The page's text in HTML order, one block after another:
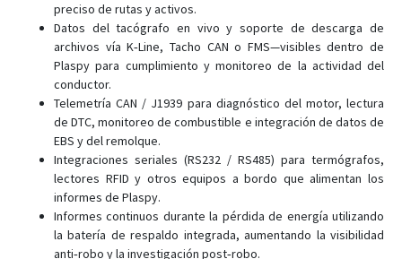
FMC640
FMC650
FMC800
FMC880
FMC920
FMM001
FMM003
FMM00A
FMM125
preciso de rutas y activos.
Datos del tacógrafo en vivo y soporte de descarga de
archivos vía K‑Line, Tacho CAN o FMS—visibles dentro de
Plaspy para cumplimiento y monitoreo de la actividad del
conductor.
Telemetría CAN / J1939 para diagnóstico del motor, lectura
de DTC, monitoreo de combustible e integración de datos de
EBS y del remolque.
Integraciones seriales (RS232 / RS485) para termógrafos,
lectores RFID y otros equipos a bordo que alimentan los
informes de Plaspy.
Informes continuos durante la pérdida de energía utilizando
la batería de respaldo integrada, aumentando la visibilidad
anti‑robo y la investigación post‑robo.